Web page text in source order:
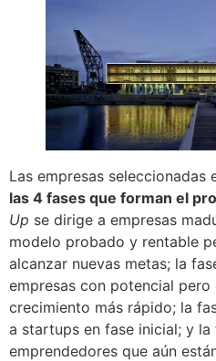
Las empresas seleccionadas
las 4 fases que forman el
Up se dirige a empresas
modelo probado y rentable
alcanzar nuevas metas; la
empresas con potencial pero
crecimiento más rápido; la
a startups en fase inicial; y la
emprendedores que aún